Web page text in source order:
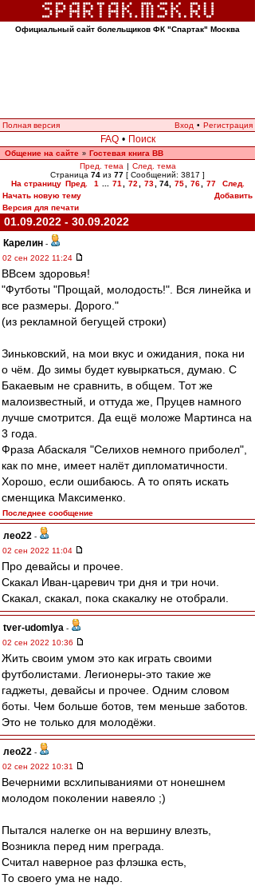
Официальный сайт болельщиков ФК "Спартак" Москва
Полная версия Вход • Регистрация
FAQ • Поиск
Общение на сайте » Гостевая книга ВВ
Пред. тема | След. тема
Страница 74 из 77 [ Сообщений: 3817 ]
На страницу Пред. 1 71 72 73 74, 75 76 77
След.
Начать новую тему
Добавить
Версия для печати
01.09.2022 - 30.09.2022
Карелин -
02 сен 2022 11:24
ВВсем здоровья!
"Футботы "Прощай, молодость!". Вся линейка и
все размеры. Дорого."
(из рекламной бегущей строки)
Зиньковский, на мои вкус и ожидания, пока ни
о чём. До зимы будет кувыркаться, думаю. С
Бакаевым не сравнить, в общем. Тот же
малоизвестный, и оттуда же, Пруцев намного
лучше смотрится. Да ещё моложе Мартинса на
3 года.
Фраза Абаскаля "Селихов немного приболел",
как по мне, имеет налёт дипломатичности.
Хорошо, если ошибаюсь. А то опять искать
сменщика Максименко.
Последнее сообщение
лео22 -
02 сен 2022 11:04
Про девайсы и прочее.
Скакал Иван-царевич три дня и три ночи.
Скакал, скакал, пока скакалку не отобрали.
tver-udomlya -
02 сен 2022 10:36
Жить своим умом это как играть своими
футболистами. Легионеры-это такие же
гаджеты, девайсы и прочее. Одним словом
боты. Чем больше ботов, тем меньше заботов.
Это не только для молодёжи.
лео22 -
02 сен 2022 10:31
Вечерними всхлипываниями от нонешнем
молодом поколении навеяло ;)
Пытался налегке он на вершину влезть,
Возникла перед ним преграда.
Считал наверное раз флэшка есть,
То своего ума не надо.